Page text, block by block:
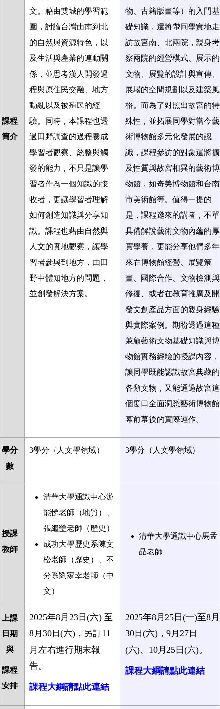
課程
簡介
文。藉由雙城的學習範
圍，討論台灣由南到北
的自然與資源特色，以
及生活與產業的連動關
係，並思考漢人開發過
程與原住民交融、地方
動亂以及被殖民的經
驗。同時，本課程也透
過田野調查的過程養成
學習者觀察、統整與觸
發的能力，不只是讓學
習者作為一個知識的接
收者，更讓學習者理解
如何創造知識與分享知
識。課程也藉由自然與
人文的實地觀察，讓學
習者參與到地方，由田
野中體知地方的問題，
並創發解決方案。
物、古籍版畫等）的入門基
礎知識，還將帶同學實地走
訪故宮南、北兩院，親身考
察兩院的經營模式、展示的
文物、展覽的設計與宣傳、
展場的空間規劃以及建築風
格。而為了對照出故宮的特
殊性，並拓展同學對當今藝
術博物館多元化發展的認
識，課程參訪的對象還將擴
及性質與故宮相異的藝術博
物館，如奇美博物館和台南
市美術館等。值得一提的
是，課程邀來的講者，不單
具備解說藝術文物內蘊的厚
實學養，更能分享他們多年
來在博物館經營、展覽策
畫、國際合作、文物檢測與
修復、或者在教育推廣及開
發文創產品方面的親身經驗
與實際案例。期盼透過這種
兼顧藝術文物基礎知識與博
物館實務經驗的授課內容，
讓同學既能認識故宮典藏的
各類文物，又能通過故宮這
個窗口全面洞悉藝術博物館
幕前幕後的實際運作。
學分
數
3學分（人文學領域） 3學分（人文學領域）
授課
教師
清華大學通識中心游
能悌老師（地質）、
張繼瑩老師（歷史）
成功大學歷史系陳文
松老師（歷史）、不
分系劉家幸老師（中
文）
清華大學通識中心馬孟
晶老師
上課
日期
與
課程
安排
2025年8月23日(六) 至
8月30日(六)，另訂11
月左右進行期末報
告。
課程大綱請點此連結
2025年8月25日(一)至8月
30日(六)，9月27日
(六)、10月25日(六)。
課程大綱請點此連結